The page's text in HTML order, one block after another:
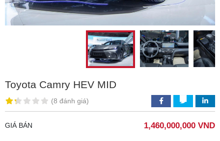
Toyota Camry HEV MID
(8 đánh giá)
GIÁ BÁN 1,460,000,000 VND